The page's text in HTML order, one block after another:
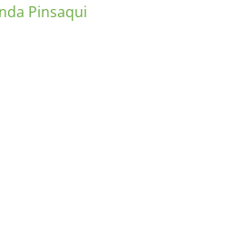
Pinsaqui